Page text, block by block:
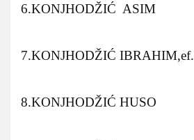
6.KONJHODŽIĆ ASIM
7.KONJHODŽIĆ IBRAHIM,ef.
8.KONJHODŽIĆ HUSO